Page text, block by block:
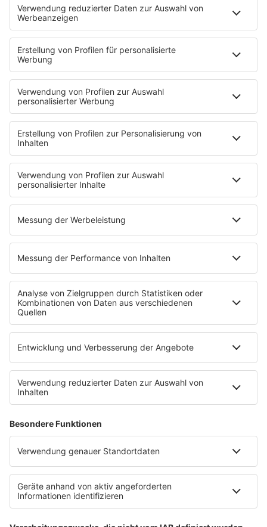
MEHR LESEN
HOME
KONZERTE
R.SA ON AIR
Die R.SA Muntermacher
Das R.SA Team
R.SA Lichtblick
MEHR R.SA
R.SA Veranstaltungstipps
R.SA App
Empfang
Jobbörse
SERVICE
Datenschutzeinstellungen
Nutzungsbedingungen
Teilnahmebedingungen
R.SA auf radioplayer.de
CLUBBEDINGUNGEN RADIO R.SA CLUB
Stromvergleich